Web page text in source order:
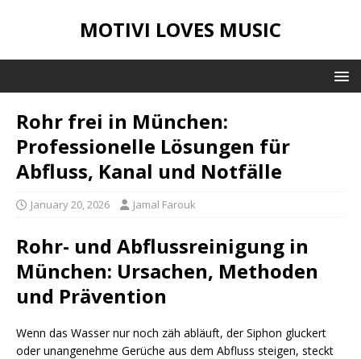
MOTIVI LOVES MUSIC
Rohr frei in München:
Professionelle Lösungen für
Abfluss, Kanal und Notfälle
January 20, 2026 Jamal Farouk
Rohr- und Abflussreinigung in
München: Ursachen, Methoden
und Prävention
Wenn das Wasser nur noch zäh abläuft, der Siphon gluckert
oder unangenehme Gerüche aus dem Abfluss steigen, steckt